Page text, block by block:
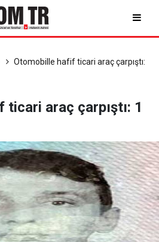
Otomobille hafif ticari araç çarpıştı:
araç çarpıştı: 1